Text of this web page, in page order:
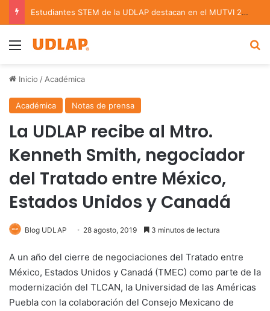
Estudiantes STEM de la UDLAP destacan en el MUTVI 2026
Menu
Inicio / Académica
Académica Notas de prensa
La UDLAP recibe al Mtro.
Kenneth Smith, negociador
del Tratado entre México,
Estados Unidos y Canadá
Blog UDLAP 28 agosto, 2019 3 minutos de lectura
A un año del cierre de negociaciones del Tratado entre
México, Estados Unidos y Canadá (TMEC) como parte de la
modernización del TLCAN, la Universidad de las Américas
Puebla con la colaboración del Consejo Mexicano de